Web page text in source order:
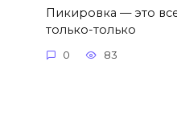
Пикировка — это
только-только
0 83